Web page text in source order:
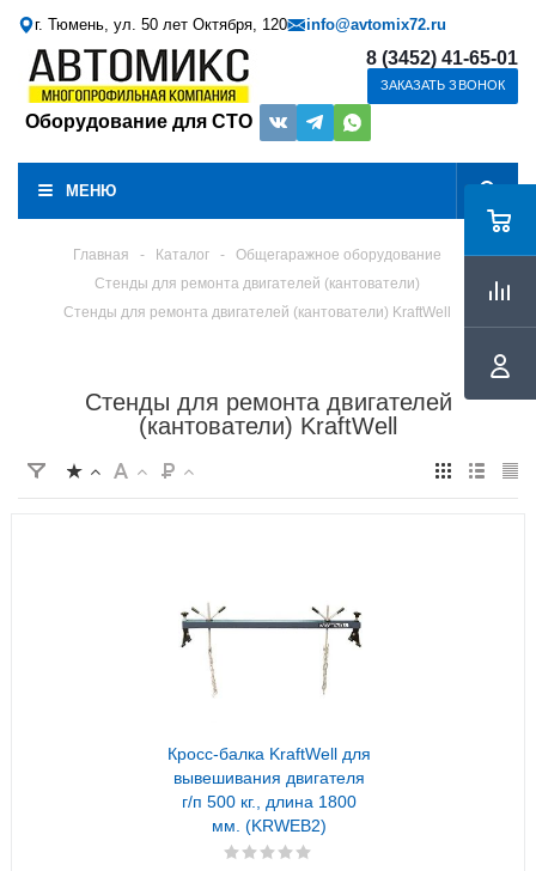
г. Тюмень, ул. 50 лет Октября, 120 info@avtomix72.ru
Оборудование для СТО
8 (3452) 41-65-01
ЗАКАЗАТЬ ЗВОНОК
МЕНЮ
Главная - Каталог -
Общегаражное оборудование
Стенды для ремонта двигателей (кантователи)
Стенды для ремонта двигателей (кантователи) KraftWell
Стенды для ремонта двигателей
(кантователи) KraftWell
Кросс-балка KraftWell для
вывешивания двигателя
г/п 500 кг., длина 1800
мм. (KRWEB2)